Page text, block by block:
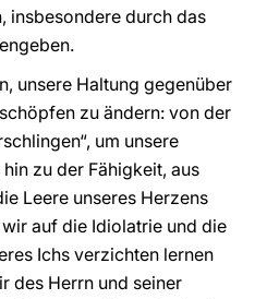
insbesondere durch das
unsere Haltung gegenüber
zu ändern: von der
um unsere
zu der Fähigkeit, aus
Leere unseres Herzens
auf die Idiolatrie und die
Ichs verzichten lernen
des Herrn und seiner